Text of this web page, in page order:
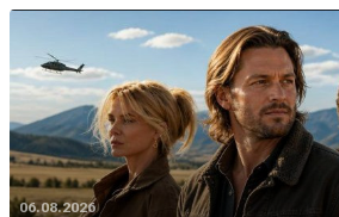
06.08.2026